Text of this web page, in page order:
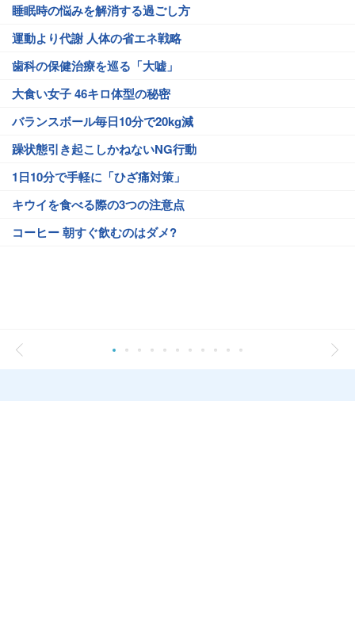
睡眠時の悩みを解消する過ごし方
運動より代謝 人体の省エネ戦略
歯科の保健治療を巡る「大嘘」
大食い女子 46キロ体型の秘密
バランスボール毎日10分で20kg減
躁状態引き起こしかねないNG行動
1日10分で手軽に「ひざ痛対策」
キウイを食べる際の3つの注意点
コーヒー 朝すぐ飲むのはダメ?